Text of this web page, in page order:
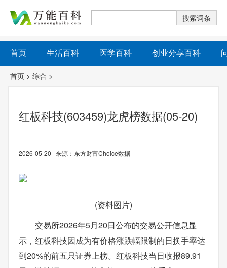
首页 生活百科 医学百科 创业分享百科
首页 > 综合 >
红板科技(603459)龙虎榜数据(05-20)
2026-05-20 来源：东方财富Choice数据
(资料图片)
交易所2026年5月20日公布的交易公开信息显
示，红板科技因成为有价格涨跌幅限制的日换手率达
到20%的前五只证券上榜。红板科技当日收报89.91